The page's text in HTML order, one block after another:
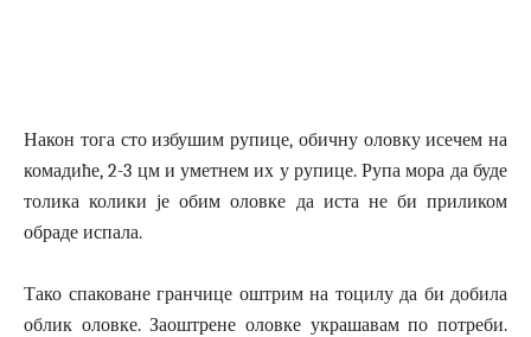
Након тога сто избушим рупице, обичну оловку исечем на
комадиће, 2-3 цм и уметнем их у рупице. Рупа мора да буде
толика колики је обим оловке да иста не би приликом
обраде испала.
Тако спаковане гранчице оштрим на тоцилу да би добила
облик оловке. Заоштрене оловке украшавам по потреби.